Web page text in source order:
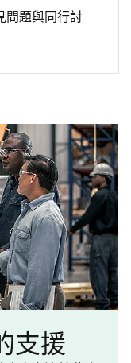
問題與同行討
支援